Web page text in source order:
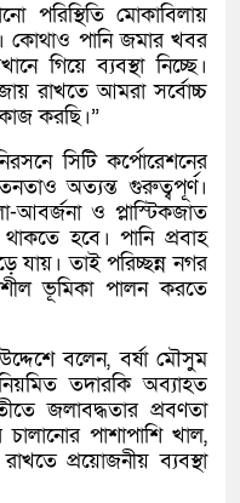
পরিস্থিতি মোকাবিলায়
কোথাও পানি জমার খবর
গিয়ে ব্যবস্থা নিচ্ছে।
রাখতে আমরা সর্বোচ্চ
করছি।”
সিটি কর্পোরেশনের
অত্যন্ত গুরুত্বপূর্ণ।
আবর্জনা ও প্লাস্টিকজাত
হবে। পানি প্রবাহ
যায়। তাই পরিচ্ছন্ন নগর
ভূমিকা পালন করতে
উদ্দেশে বলেন, বর্ষা মৌসুম
তদারকি অব্যাহত
জলাবদ্ধতার প্রবণতা
পাশাপাশি খাল,
প্রয়োজনীয় ব্যবস্থা